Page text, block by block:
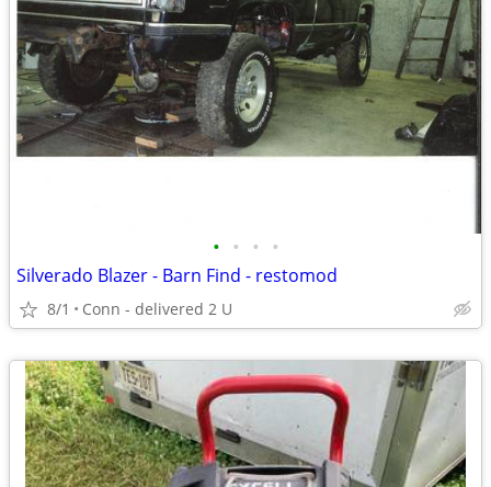
• • • •
Silverado Blazer - Barn Find - restomod
8/1 Conn - delivered 2 U